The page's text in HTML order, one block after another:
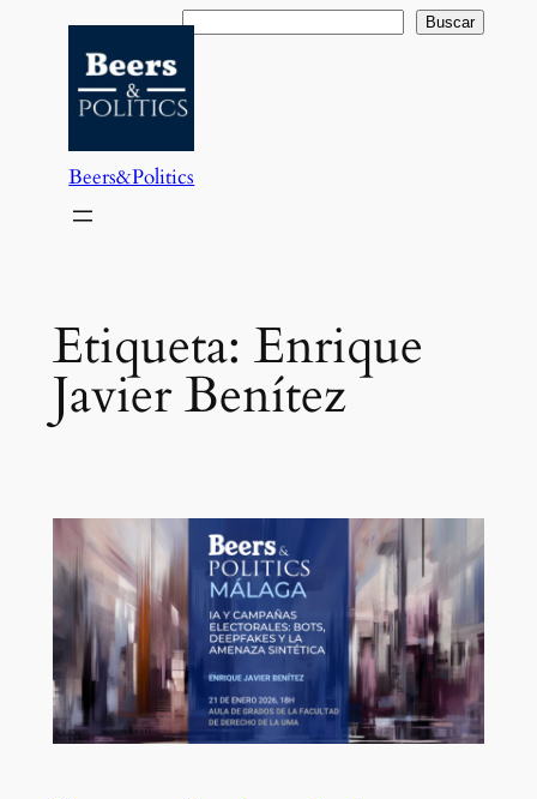
contenido
Buscar Buscar
Beers&Politics
Etiqueta: Enrique
Javier Benítez